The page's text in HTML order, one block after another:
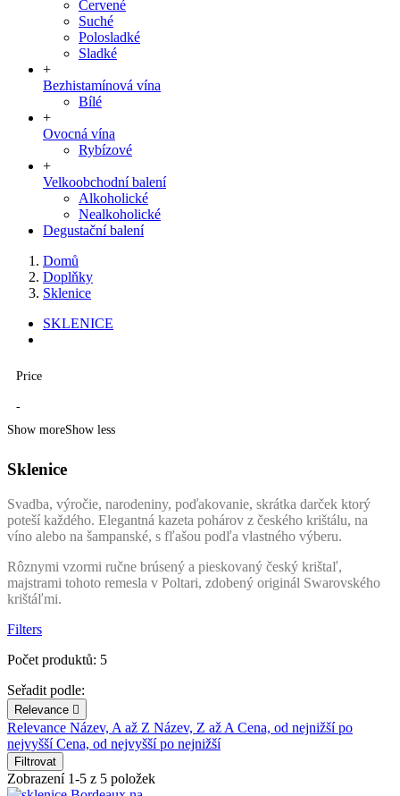
Červené
Suché
Polosladké
Sladké
+
Bezhistamínová vína
Bílé
+
Ovocná vína
Rybízové
+
Velkoobchodní balení
Alkoholické
Nealkoholické
Degustační balení
Domů
Doplňky
Sklenice
SKLENICE
Price
-
Show moreShow less
Sklenice
Svadba, výročie, narodeniny, poďakovanie, skrátka darček ktorý
poteší každého. Elegantná kazeta pohárov z českého krištálu, na
víno alebo na šampanské, s fľašou podľa vlastného výberu.
Rôznymi vzormi ručne brúsený a pieskovaný český krištaľ,
majstrami tohoto remesla v Poltari, zdobený originál Swarovského
krištáľmi.
Filters
Počet produktů: 5
Seřadit podle:
Relevance 
Relevance Název, A až Z Název, Z až A Cena, od nejnižší po
nejvyššíCena, od nejvyšší po nejnižší
Filtrovat
Zobrazení 1-5 z 5 položek